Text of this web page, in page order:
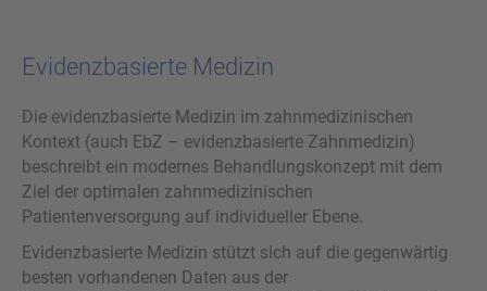
Evi­denz­ba­sier­te Me­di­zin
Die evidenzbasierte Medizin im zahnmedizinischen
Kontext (auch EbZ – evidenzbasierte Zahnmedizin)
beschreibt ein modernes Behandlungskonzept mit dem
Ziel der optimalen zahnmedizinischen
Patientenversorgung auf individueller Ebene.
Evidenzbasierte Medizin stützt sich auf die gegenwärtig
besten vorhandenen Daten aus der